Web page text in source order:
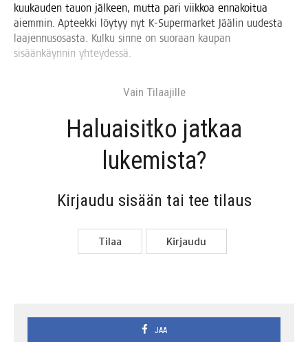
kuu­kau­den tauon jäl­keen, mut­ta pari viik­koa enna­koi­tua
aiem­min. Apteek­ki löy­tyy nyt K‑Supermarket Jää­lin uudes­ta
laa­jen­nus­osas­ta. Kul­ku sin­ne on suo­raan kau­pan
sisään­käyn­nin yhteydessä.
Vain Tilaa­jil­le
Haluai­sit­ko jat­kaa
lukemista?
Kir­jau­du sisään tai tee tilaus
Tilaa Kir­jau­du
JAA